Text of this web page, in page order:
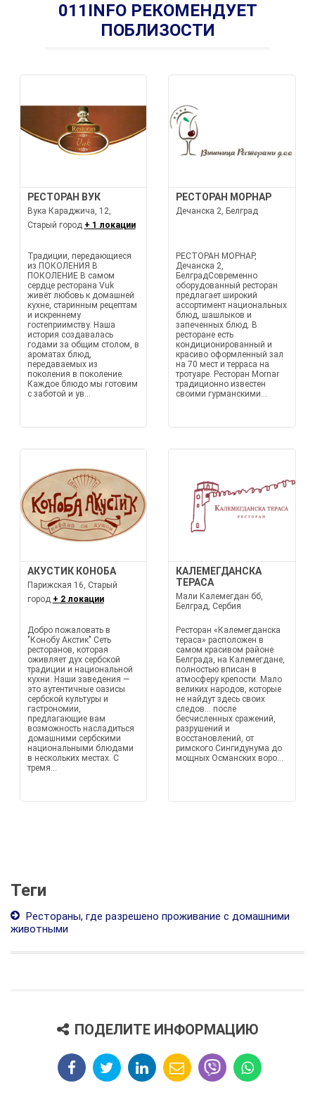
011INFO РЕКОМЕНДУЕТ
ПОБЛИЗОСТИ
РЕСТОРАН ВУК
Вука Караджича, 12,
Старый город + 1 локации
Традиции, передающиеся
из ПОКОЛЕНИЯ В
ПОКОЛЕНИЕ В самом
сердце ресторана Vuk
живёт любовь к домашней
кухне, старинным рецептам
и искреннему
гостеприимству. Наша
история создавалась
годами за общим столом, в
ароматах блюд,
передаваемых из
поколения в поколение.
Каждое блюдо мы готовим
с заботой и ув...
РЕСТОРАН МОРНАР
Дечанска 2, Белград
РЕСТОРАН МОРНАР,
Дечанска 2,
БелградСовременно
оборудованный ресторан
предлагает широкий
ассортимент национальных
блюд, шашлыков и
запеченных блюд. В
ресторане есть
кондиционированный и
красиво оформленный зал
на 70 мест и терраса на
тротуаре. Ресторан Мornar
традиционно известен
своими гурманскими...
АКУСТИК КОНОБА
Парижская 16, Старый
город + 2 локации
Добро пожаловать в
"Конобу Акстик" Сеть
ресторанов, которая
оживляет дух сербской
традиции и национальной
кухни. Наши заведения —
это аутентичные оазисы
сербской культуры и
гастрономии,
предлагающие вам
возможность насладиться
домашними сербскими
национальными блюдами
в нескольких местах. С
тремя...
КАЛЕМЕГДАНСКА
ТЕРАСА
Мали Калемегдан бб,
Белград, Сербия
Ресторан «Калемегданска
тераса» расположен в
самом красивом районе
Белграда, на Калемегдане,
полностью вписан в
атмосферу крепости. Мало
великих народов, которые
не найдут здесь своих
следов... после
бесчисленных сражений,
разрушений и
восстановлений, от
римского Сингидунума до
мощных Османских воро...
Теги
Рестораны, где разрешено проживание с домашними
животными
ПОДЕЛИТЕ ИНФОРМАЦИЮ